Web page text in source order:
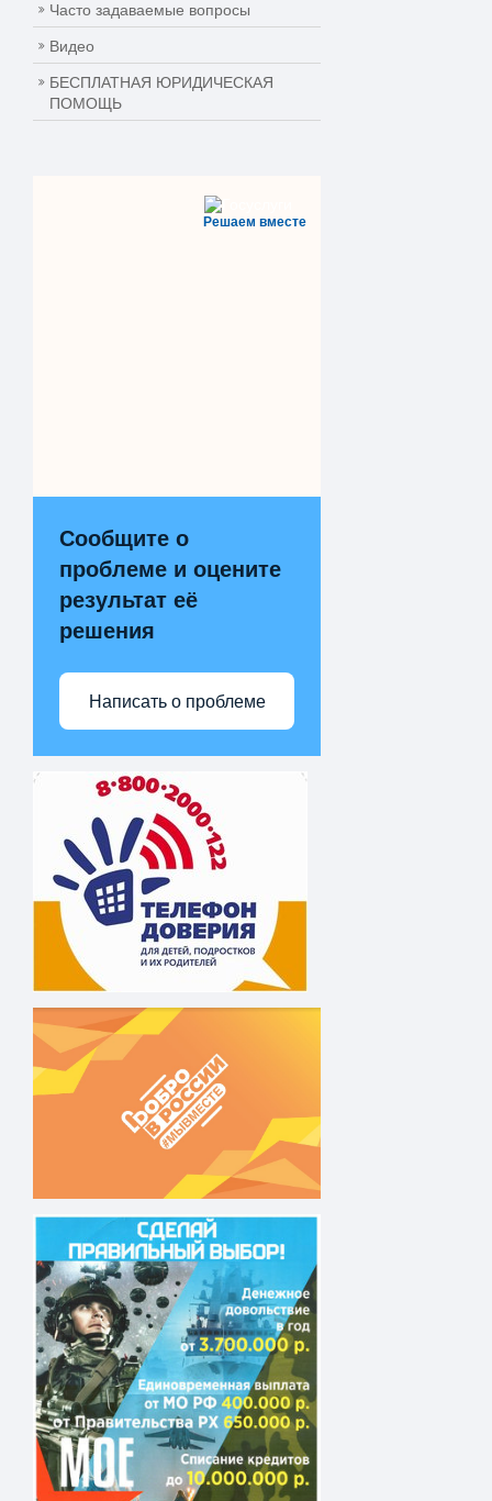
Часто задаваемые вопросы
Видео
БЕСПЛАТНАЯ ЮРИДИЧЕСКАЯ
ПОМОЩЬ
Решаем вместе
Сообщите о
проблеме и оцените
результат её
решения
Написать о проблеме